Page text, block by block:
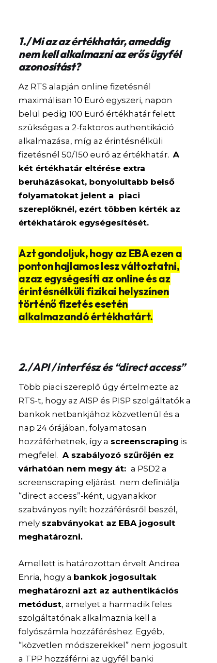
1./ Mi az az értékhatár, ameddig
nem kell alkalmazni az erős ügyfél
azonosítást?
Az RTS alapján online fizetésnél
maximálisan 10 Euró egyszeri, napon
belül pedig 100 Euró értékhatár felett
szükséges a 2-faktoros authentikáció
alkalmazása, míg az érintésnélküli
fizetésnél 50/150 euró az értékhatár.A
két értékhatár eltérése extra
beruházásokat, bonyolultabb belső
folyamatokat jelent a piaci
szereplőknél, ezért többen kérték az
értékhatárok egységesítését.
Azt gondoljuk, hogy az EBA ezen a
ponton hajlamos lesz változtatni,
azaz egységesíti az online és az
érintésnélküli fizikai helyszínen
történő fizetés esetén
alkalmazandó értékhatárt.
2./ API / interfész és “direct access”
Több piaci szereplő úgy értelmezte az
RTS-t, hogy az AISP és PISP szolgáltatók a
bankok netbankjához közvetlenül és a
nap 24 órájában, folyamatosan
hozzáférhetnek, így a screenscraping is
megfelel.A szabályozó szűrőjén ez
várhatóan nem megy át:a PSD2 a
screenscraping eljárást nem definiálja
“direct access”-ként, ugyanakkor
szabványos nyílt hozzáférésről beszél,
mely szabványokat az EBA jogosult
meghatározni.
Amellett is határozottan érvelt Andrea
Enria, hogy a bankok jogosultak
meghatározni azt az authentikációs
metódust, amelyet a harmadik feles
szolgáltatónak alkalmaznia kell a
folyószámla hozzáféréshez. Egyéb,
“közvetlen módszerekkel” nem jogosult
a TPP hozzáférni az ügyfél banki